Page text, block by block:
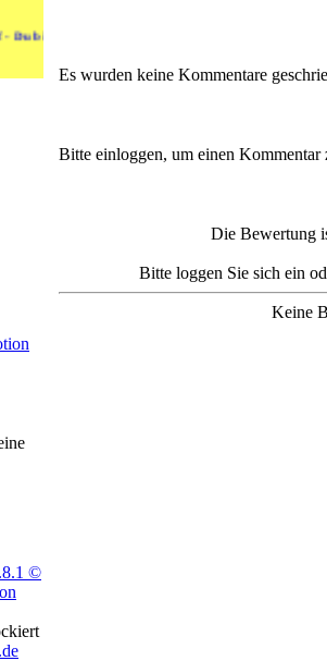
Du bist wie ein Vulkan
Es wurden keine Kommentare
Bitte einloggen, um einen Kommentar
Die Bewertung
Bitte loggen Sie sich ein
Keine